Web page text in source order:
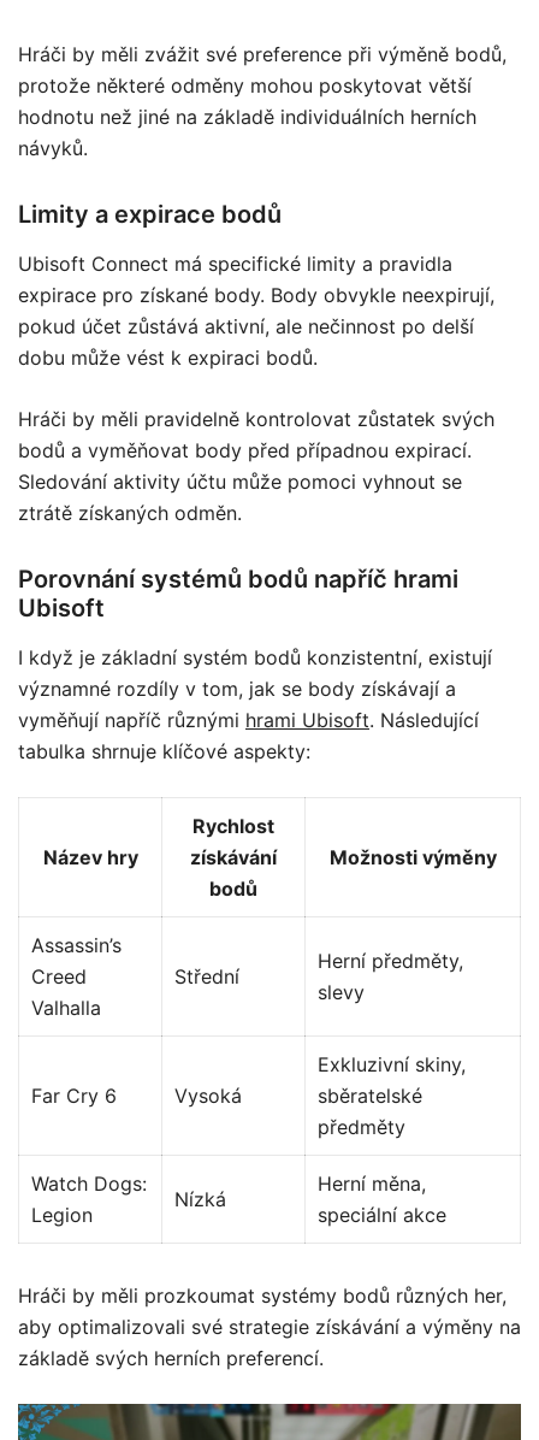
Hráči by měli zvážit své preference při výměně bodů,
protože některé odměny mohou poskytovat větší
hodnotu než jiné na základě individuálních herních
návyků.
Limity a expirace bodů
Ubisoft Connect má specifické limity a pravidla
expirace pro získané body. Body obvykle neexpirují,
pokud účet zůstává aktivní, ale nečinnost po delší
dobu může vést k expiraci bodů.
Hráči by měli pravidelně kontrolovat zůstatek svých
bodů a vyměňovat body před případnou expirací.
Sledování aktivity účtu může pomoci vyhnout se
ztrátě získaných odměn.
Porovnání systémů bodů napříč hrami
Ubisoft
I když je základní systém bodů konzistentní, existují
významné rozdíly v tom, jak se body získávají a
vyměňují napříč různými hrami Ubisoft. Následující
tabulka shrnuje klíčové aspekty:
Název hry
Rychlost
získávání
bodů
Možnosti výměny
Assassin’s
Creed
Valhalla
Střední
Herní předměty,
slevy
Far Cry 6 Vysoká
Exkluzivní skiny,
sběratelské
předměty
Watch Dogs:
Legion
Nízká
Herní měna,
speciální akce
Hráči by měli prozkoumat systémy bodů různých her,
aby optimalizovali své strategie získávání a výměny na
základě svých herních preferencí.